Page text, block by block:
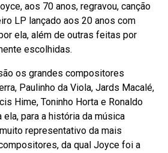
aos 70 anos, regravou, canção
LP lançado aos 20 anos com
ela, além de outras feitas por
escolhidas.
os grandes compositores
Paulinho da Viola, Jards Macalé,
Hime, Toninho Horta e Ronaldo
ela, para a história da música
representativo da mais
da qual Joyce foi a